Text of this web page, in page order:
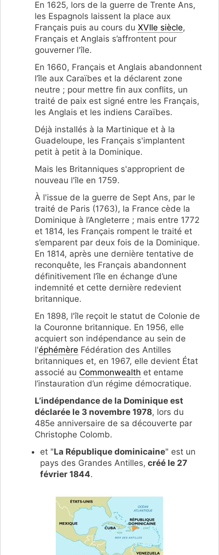
En 1625, lors de la guerre de Trente Ans,
les Espagnols laissent la place aux
Français puis au cours du XVIIe siècle,
Français et Anglais s’affrontent pour
gouverner l'île.
En 1660, Français et Anglais abandonnent
l’île aux Caraïbes et la déclarent zone
neutre ; pour mettre fin aux conflits, un
traité de paix est signé entre les Français,
les Anglais et les indiens Caraïbes.
Déjà installés à la Martinique et à la
Guadeloupe, les Français s'implantent
petit à petit à la Dominique.
Mais les Britanniques s'approprient de
nouveau l'île en 1759.
À l'issue de la guerre de Sept Ans, par le
traité de Paris (1763), la France cède la
Dominique à l’Angleterre ; mais entre 1772
et 1814, les Français rompent le traité et
s’emparent par deux fois de la Dominique.
En 1814, après une dernière tentative de
reconquête, les Français abandonnent
définitivement l’île en échange d’une
indemnité et cette dernière redevient
britannique.
En 1898, l'île reçoit le statut de Colonie de
la Couronne britannique. En 1956, elle
acquiert son indépendance au sein de
l'éphémère Fédération des Antilles
britanniques et, en 1967, elle devient État
associé au Commonwealth et entame
l’instauration d’un régime démocratique.
L’indépendance de la Dominique est
déclarée le 3 novembre 1978, lors du
485e anniversaire de sa découverte par
Christophe Colomb.
et "La République dominicaine" est un
pays des Grandes Antilles, créé le 27
février 1844.